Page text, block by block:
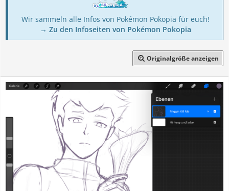
Wir sammeln alle Infos von Pokémon Pokopia für euch!
→ Zu den Infoseiten von Pokémon Pokopia
Originalgröße anzeigen